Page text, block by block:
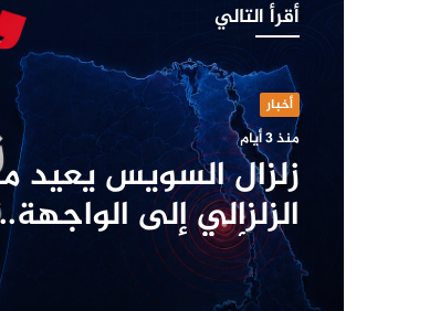
أقرأ التالي
أخبار
منذ 3 أيام
زلزال السويس يعيد
الزلزالي إلى
وما أبرز الزلازل في